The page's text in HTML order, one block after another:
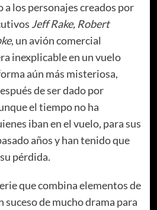
a los personajes creados por
Jeff Rake, Robert
, un avión comercial
inexplicable en un vuelo
aún más misteriosa,
de ser dado por
el tiempo no ha
iban en el vuelo, para sus
años y han tenido que
pérdida.
que combina elementos de
suceso de mucho drama para